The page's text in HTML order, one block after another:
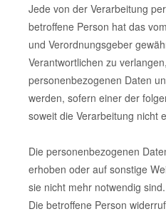
Jede von der Verarbeitung
betroffene Person hat das
und Verordnungsgeber
Verantwortlichen zu
personenbezogenen Daten
werden, sofern einer der
soweit die Verarbeitung nicht
Die personenbezogenen
erhoben oder auf sonstige
sie nicht mehr notwendig sind.
Die betroffene Person